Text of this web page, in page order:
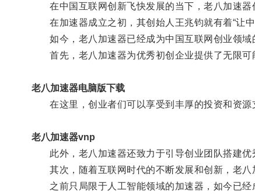
在中国互联网创新飞快发展的当下，老八加速器
在加速器成立之初，其创始人王兆钧就有着“让中
如今，老八加速器已经成为中国互联网创业领域
首先，老八加速器为优秀初创企业提供了无限可
老八加速器电脑版下载
在这里，创业者们可以享受到丰厚的投资和资源
老八加速器vnp
此外，老八加速器还致力于引导创业团队搭建优
其次，随着互联网时代的不断发展和创新，老八
之前只局限于人工智能领域的加速器，如今已经